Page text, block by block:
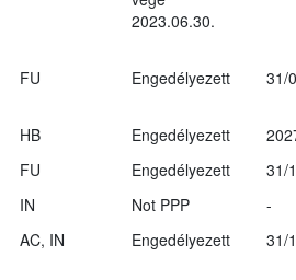
2023.06.30.
FU Engedélyezett 31/
HB Engedélyezett
FU Engedélyezett
31/
IN Not PPP
-
AC, IN Engedélyezett
31/